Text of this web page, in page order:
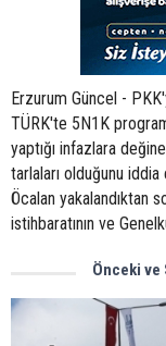
Erzurum Güncel -
TÜRK'te 5N1K
yaptığı infazlara
tarlaları olduğunu
Öcalan yakalandıktan
istihbaratının ve
Önceki ve